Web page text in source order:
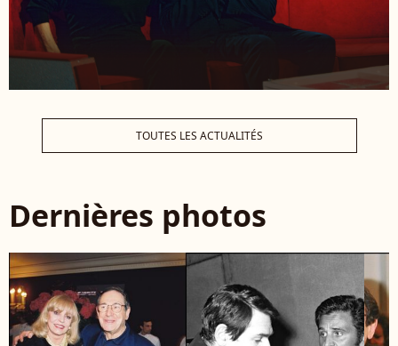
TOUTES LES ACTUALITÉS
Dernières photos